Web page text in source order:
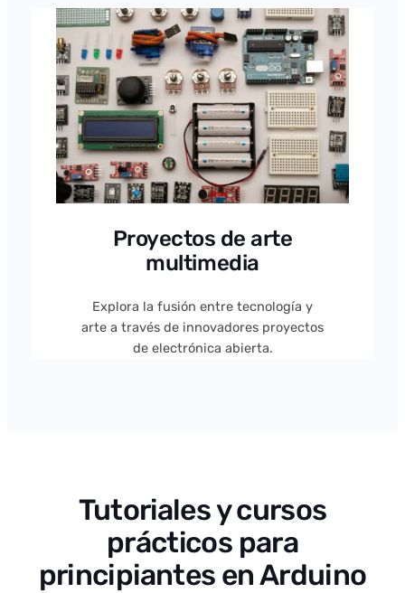
Proyectos de arte
multimedia
Explora la fusión entre tecnología y
arte a través de innovadores proyectos
de electrónica abierta.
Tutoriales y cursos
prácticos para
principiantes en Arduino